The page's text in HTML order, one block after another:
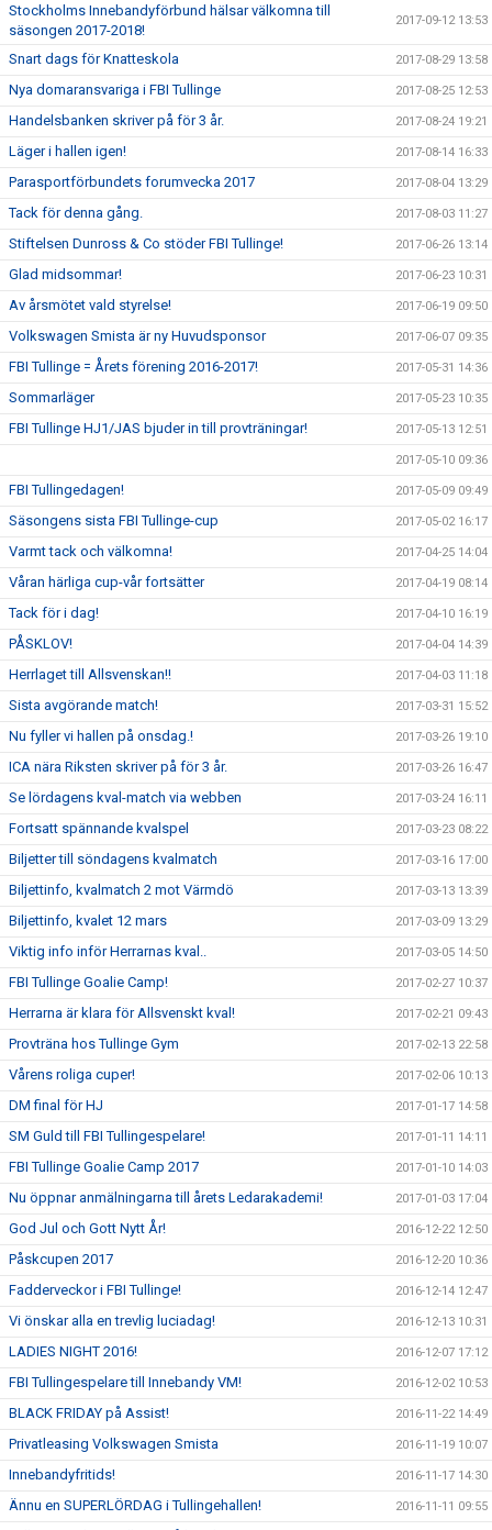
Stockholms Innebandyförbund hälsar välkomna till
säsongen 2017-2018!
2017-09-12 13:53
Snart dags för Knatteskola 2017-08-29 13:58
Nya domaransvariga i FBI Tullinge 2017-08-25 12:53
Handelsbanken skriver på för 3 år. 2017-08-24 19:21
Läger i hallen igen! 2017-08-14 16:33
Parasportförbundets forumvecka 2017 2017-08-04 13:29
Tack för denna gång. 2017-08-03 11:27
Stiftelsen Dunross & Co stöder FBI Tullinge! 2017-06-26 13:14
Glad midsommar! 2017-06-23 10:31
Av årsmötet vald styrelse! 2017-06-19 09:50
Volkswagen Smista är ny Huvudsponsor 2017-06-07 09:35
FBI Tullinge = Årets förening 2016-2017! 2017-05-31 14:36
Sommarläger 2017-05-23 10:35
FBI Tullinge HJ1/JAS bjuder in till provträningar! 2017-05-13 12:51
2017-05-10 09:36
FBI Tullingedagen! 2017-05-09 09:49
Säsongens sista FBI Tullinge-cup 2017-05-02 16:17
Varmt tack och välkomna! 2017-04-25 14:04
Våran härliga cup-vår fortsätter 2017-04-19 08:14
Tack för i dag! 2017-04-10 16:19
PÅSKLOV! 2017-04-04 14:39
Herrlaget till Allsvenskan!! 2017-04-03 11:18
Sista avgörande match! 2017-03-31 15:52
Nu fyller vi hallen på onsdag.! 2017-03-26 19:10
ICA nära Riksten skriver på för 3 år. 2017-03-26 16:47
Se lördagens kval-match via webben 2017-03-24 16:11
Fortsatt spännande kvalspel 2017-03-23 08:22
Biljetter till söndagens kvalmatch 2017-03-16 17:00
Biljettinfo, kvalmatch 2 mot Värmdö 2017-03-13 13:39
Biljettinfo, kvalet 12 mars 2017-03-09 13:29
Viktig info inför Herrarnas kval.. 2017-03-05 14:50
FBI Tullinge Goalie Camp! 2017-02-27 10:37
Herrarna är klara för Allsvenskt kval! 2017-02-21 09:43
Provträna hos Tullinge Gym 2017-02-13 22:58
Vårens roliga cuper! 2017-02-06 10:13
DM final för HJ 2017-01-17 14:58
SM Guld till FBI Tullingespelare! 2017-01-11 14:11
FBI Tullinge Goalie Camp 2017 2017-01-10 14:03
Nu öppnar anmälningarna till årets Ledarakademi! 2017-01-03 17:04
God Jul och Gott Nytt År! 2016-12-22 12:50
Påskcupen 2017 2016-12-20 10:36
Fadderveckor i FBI Tullinge! 2016-12-14 12:47
Vi önskar alla en trevlig luciadag! 2016-12-13 10:31
LADIES NIGHT 2016! 2016-12-07 17:12
FBI Tullingespelare till Innebandy VM! 2016-12-02 10:53
BLACK FRIDAY på Assist! 2016-11-22 14:49
Privatleasing Volkswagen Smista 2016-11-19 10:07
Innebandyfritids! 2016-11-17 14:30
Ännu en SUPERLÖRDAG i Tullingehallen! 2016-11-11 09:55